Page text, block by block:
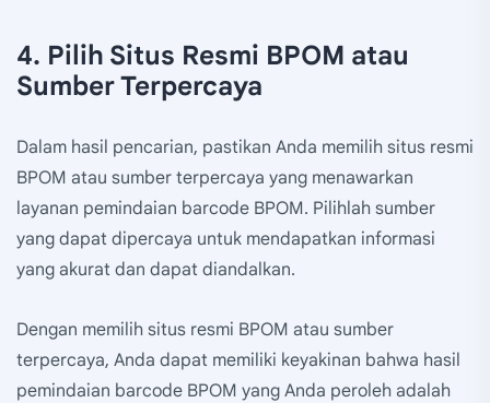
4. Pilih Situs Resmi BPOM atau
Sumber Terpercaya
Dalam hasil pencarian, pastikan Anda memilih situs resmi
BPOM atau sumber terpercaya yang menawarkan
layanan pemindaian barcode BPOM. Pilihlah sumber
yang dapat dipercaya untuk mendapatkan informasi
yang akurat dan dapat diandalkan.
Dengan memilih situs resmi BPOM atau sumber
terpercaya, Anda dapat memiliki keyakinan bahwa hasil
pemindaian barcode BPOM yang Anda peroleh adalah